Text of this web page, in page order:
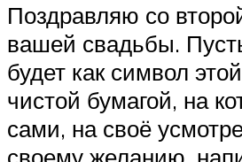
Поздравляю со
вашей свадьбы.
будет как символ
чистой бумагой, на
сами, на своё